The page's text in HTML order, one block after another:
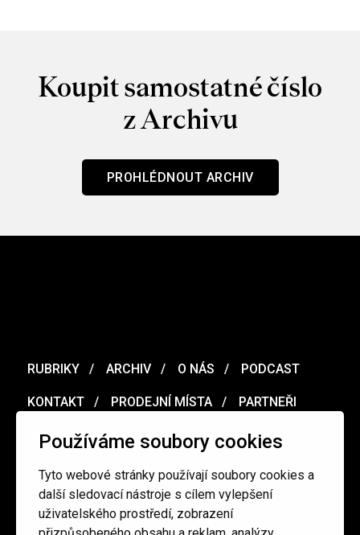
Používáme soubory cookies
Tyto webové stránky používají soubory cookies a
další sledovací nástroje s cílem vylepšení
uživatelského prostředí, zobrazení
Koupit samostatné číslo
z Archivu
PROHLÉDNOUT ARCHIV
RUBRIKY ARCHIV O NÁS PODCAST
KONTAKT PRODEJNÍ MÍSTA PARTNEŘI
MERCH VOUCHER
Ochrana osobních údajů / Obchodní podmínky